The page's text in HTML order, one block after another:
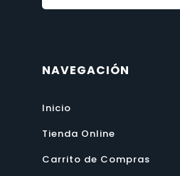
NAVEGACIÓN
Inicio
Tienda Online
Carrito de Compras